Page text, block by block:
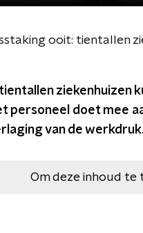
ooit: tientallen
tientallen ziekenhuizen
personeel doet mee
van de werkdruk.
Om deze inhoud te